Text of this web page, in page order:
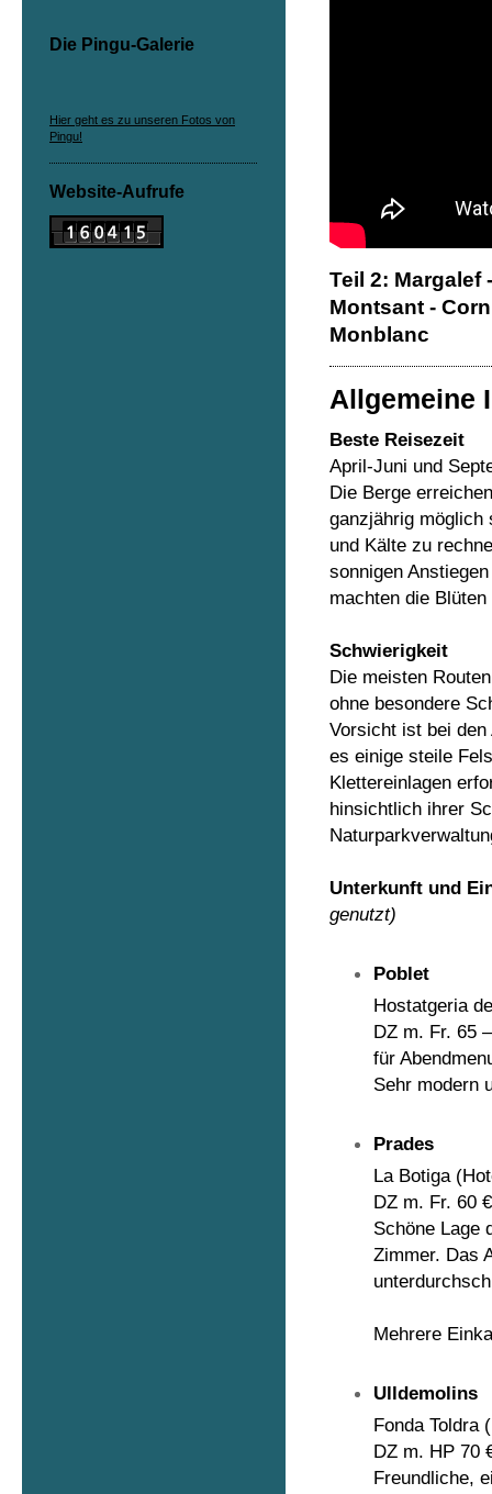
Teil 2: Margalef
Montsant -
Monblanc
Allgemeine
Beste Reisezeit
April-Juni und
Die Berge
ganzjährig möglich
und Kälte zu
sonnigen
machten die
Schwierigkeit
Die meisten
ohne besondere
Vorsicht ist bei
es einige steile
Klettereinlagen
hinsichtlich ihrer
Unterkunft und
genutzt)
Poblet
Hostatgeria
DZ m. Fr. 65
für
Sehr modern
Prades
La Botiga
DZ m. Fr. 60
Schöne Lage
Zimmer. Das
Mehrere
Ulldemolins
Fonda Toldra
DZ m. HP 70
Freundliche,
Die Pingu-Galerie
Hier geht es zu unseren Fotos von
Pingu!
Website-Aufrufe